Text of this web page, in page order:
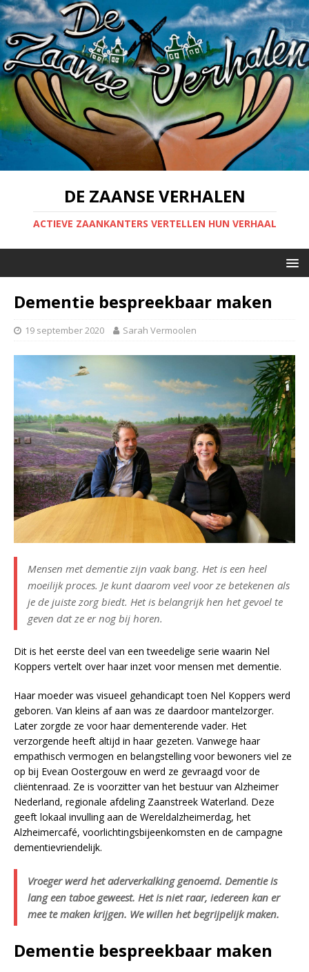
DE ZAANSE VERHALEN
ACTIEVE ZAANKANTERS VERTELLEN HUN VERHAAL
Dementie bespreekbaar maken
19 september 2020 Sarah Vermoolen
Mensen met dementie zijn vaak bang. Het is een heel
moeilijk proces. Je kunt daarom veel voor ze betekenen als
je de juiste zorg biedt. Het is belangrijk hen het gevoel te
geven dat ze er nog bij horen.
Dit is het eerste deel van een tweedelige serie waarin Nel
Koppers vertelt over haar inzet voor mensen met dementie.
Haar moeder was visueel gehandicapt toen Nel Koppers werd
geboren. Van kleins af aan was ze daardoor mantelzorger.
Later zorgde ze voor haar dementerende vader. Het
verzorgende heeft altijd in haar gezeten. Vanwege haar
empathisch vermogen en belangstelling voor bewoners viel ze
op bij Evean Oostergouw en werd ze gevraagd voor de
cliëntenraad. Ze is voorzitter van het bestuur van Alzheimer
Nederland, regionale afdeling Zaanstreek Waterland. Deze
geeft lokaal invulling aan de Wereldalzheimerdag, het
Alzheimercafé, voorlichtingsbijeenkomsten en de campagne
dementievriendelijk.
Vroeger werd het aderverkalking genoemd. Dementie is
lang een taboe geweest. Het is niet raar, iedereen kan er
mee te maken krijgen. We willen het begrijpelijk maken.
Dementie bespreekbaar maken